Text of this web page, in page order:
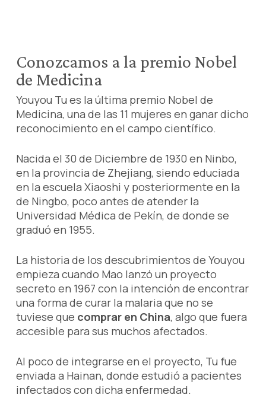
Conozcamos a la premio Nobel
de Medicina
Youyou Tu es la última premio Nobel de
Medicina, una de las 11 mujeres en ganar dicho
reconocimiento en el campo científico.
Nacida el 30 de Diciembre de 1930 en Ninbo,
en la provincia de Zhejiang, siendo educiada
en la escuela Xiaoshi y posteriormente en la
de Ningbo, poco antes de atender la
Universidad Médica de Pekín, de donde se
graduó en 1955.
La historia de los descubrimientos de Youyou
empieza cuando Mao lanzó un proyecto
secreto en 1967 con la intención de encontrar
una forma de curar la malaria que no se
tuviese que comprar en China, algo que fuera
accesible para sus muchos afectados.
Al poco de integrarse en el proyecto, Tu fue
enviada a Hainan, donde estudió a pacientes
infectados con dicha enfermedad.